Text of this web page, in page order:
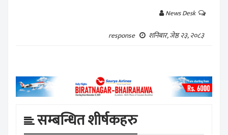
News Desk
response
शनिबार, जेष्ठ २३, २०८३
सम्बन्धित शीर्षकहरु